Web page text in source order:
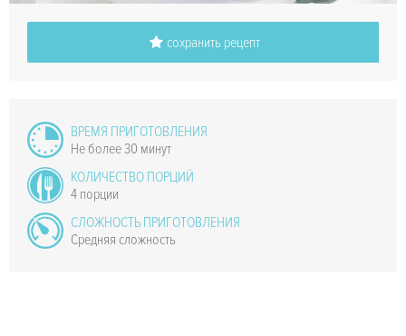
сохранить рецепт
ВРЕМЯ ПРИГОТОВЛЕНИЯ
Не более 30 минут
КОЛИЧЕСТВО ПОРЦИЙ
4 порции
СЛОЖНОСТЬ ПРИГОТОВЛЕНИЯ
Средняя сложность